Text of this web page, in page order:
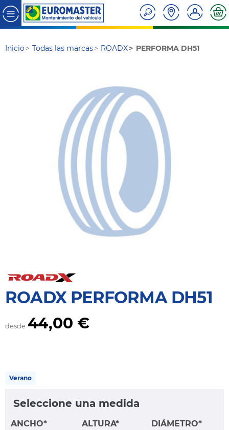
Inicio Todas las marcas ROADX PERFORMA DH51
ROADX PERFORMA DH51
desde 44,00 €
Verano
Seleccione una medida
ANCHO* ALTURA* DIÁMETRO*